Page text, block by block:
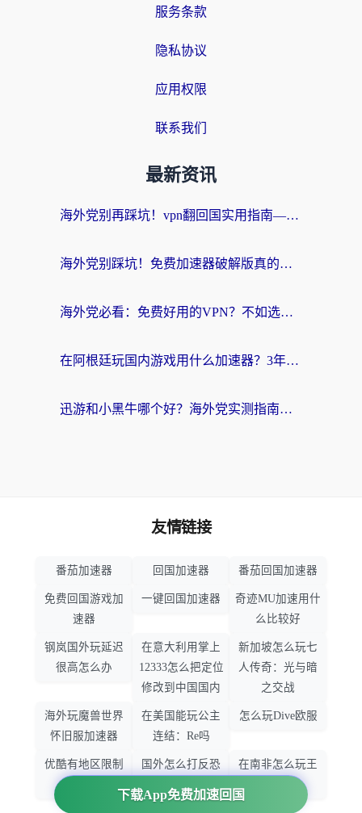
服务条款
隐私协议
应用权限
联系我们
最新资讯
海外党别再踩坑！vpn翻回国实用指南——选对加速器，国内资源无缝用
海外党别踩坑！免费加速器破解版真的能用？教你无缝访问国内资源的正确姿势
海外党必看：免费好用的VPN？不如选对转国内加速器实现无缝追剧
在阿根廷玩国内游戏用什么加速器？3年海外党亲测实用指南
迅游和小黑牛哪个好？海外党实测指南，选对中国地址加速器才能无缝刷国内资源
下载App免费加速回国
友情链接
番茄加速器 回国加速器 番茄回国加速器
免费回国游戏加
速器
一键回国加速器
奇迹MU加速用什
么比较好
钢岚国外玩延迟
很高怎么办
在意大利用掌上
12333怎么把定位
修改到中国国内
新加坡怎么玩七
人传奇：光与暗
之交战
海外玩魔兽世界
怀旧服加速器
在美国能玩公主
连结：Re吗
怎么玩Dive欧服
优酷有地区限制
国外怎么打反恐
精英：全球攻势
在南非怎么玩王